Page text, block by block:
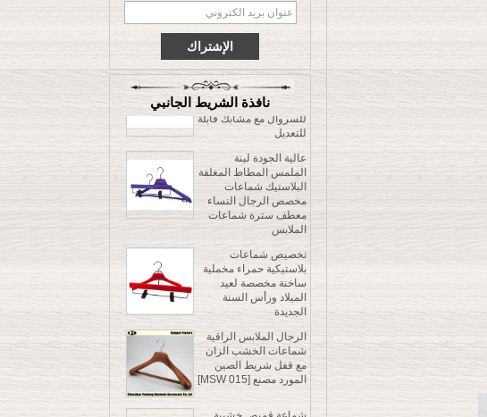
نافذة الشريط الجانبي
المورد مصنع [MSW 015]
شماعة قميص خشبية
مطلية بالمطاط متينة
وموفرة للملابس، شماعة
للسروال مع مشابك قابلة
عالية الجودة لينة
الملمس المطاط المغلفة
البلاستيك شماعات
مخصص الرجال النساء
معطف سترة شماعات
الملابس
تخصيص شماعات
بلاستيكية حمراء مخملية
ساخنة مخصصة لعيد
الميلاد ورأس السنة
الجديدة
الرجال الملابس الراقية
شماعات الخشب الزان
مع قفل شريط الصين
المورد مصنع [MSW 015]
شماعة قميص خشبية
وموفرة للملابس، شماعة